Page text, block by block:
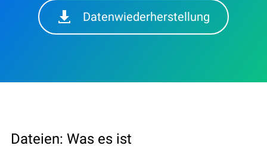
Datenwiederherstellung
Dateien: Was es ist